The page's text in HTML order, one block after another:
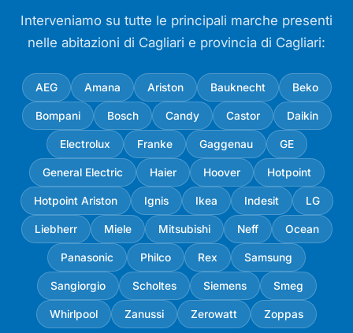
Interveniamo su tutte le principali marche presenti
nelle abitazioni di Cagliari e provincia di Cagliari:
AEG Amana Ariston Bauknecht Beko
Bompani Bosch Candy Castor Daikin
Electrolux Franke Gaggenau GE
General Electric Haier Hoover Hotpoint
Hotpoint Ariston Ignis Ikea Indesit LG
Liebherr Miele Mitsubishi Neff Ocean
Panasonic Philco Rex Samsung
Sangiorgio Scholtes Siemens Smeg
Whirlpool Zanussi Zerowatt Zoppas